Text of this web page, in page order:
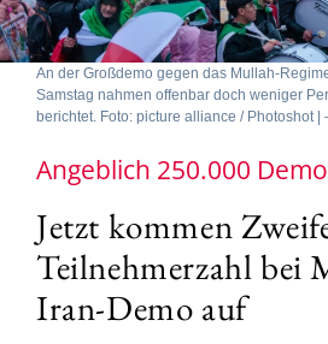
An der Großdemo gegen das Mullah-
Samstag nahmen offenbar doch weniger
berichtet. Foto: picture alliance / Photoshot |
Angeblich 250.000
Jetzt kommen
Teilnehmerzahl bei
Iran-Demo auf